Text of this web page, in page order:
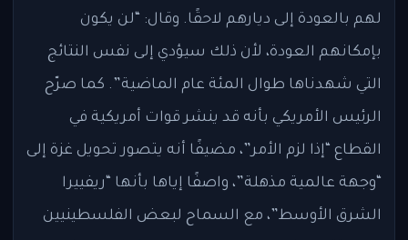
لهم بالعودة إلى ديارهم لاحقًا. وقال: “لن يكون
بإمكانهم العودة، لأن ذلك سيؤدي إلى نفس النتائج
التي شهدناها طوال المئة عام الماضية”. كما صرّح
الرئيس الأمريكي بأنه قد ينشر قوات أمريكية في
القطاع “إذا لزم الأمر”، مضيفًا أنه يتصور تحويل غزة إلى
“وجهة عالمية مذهلة”، واصفًا إياها بأنها “ريفييرا
الشرق الأوسط”، مع السماح لبعض الفلسطينيين